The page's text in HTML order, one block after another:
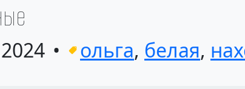
ольга, белая,